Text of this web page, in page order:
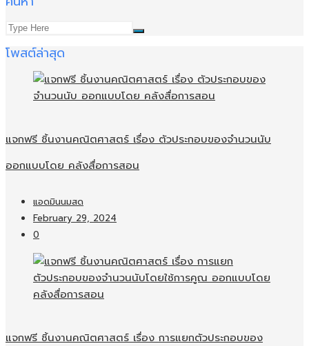
โพสต์ล่าสุด
แจกฟรี ชิ้นงานคณิตศาสตร์ เรื่อง ตัวประกอบของจำนวนนับ
ออกแบบโดย คลังสื่อการสอน
แอดมินนมสด
February 29, 2024
0
แจกฟรี ชิ้นงานคณิตศาสตร์ เรื่อง การแยกตัวประกอบของ